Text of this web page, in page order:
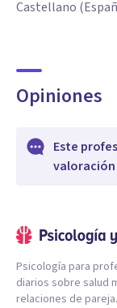
Castellano
Opiniones
Este
valoración
Psicología para
diarios sobre salud
relaciones de pareja.